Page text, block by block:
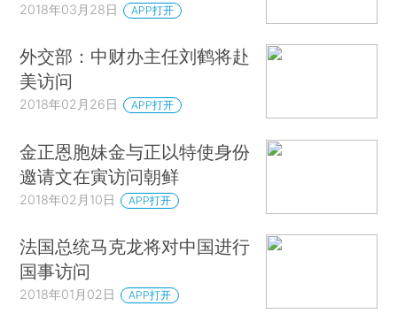
2018年03月28日 APP打开
外交部：中财办主任刘鹤将赴
美访问
2018年02月26日 APP打开
金正恩胞妹金与正以特使身份
邀请文在寅访问朝鲜
2018年02月10日 APP打开
法国总统马克龙将对中国进行
国事访问
2018年01月02日 APP打开